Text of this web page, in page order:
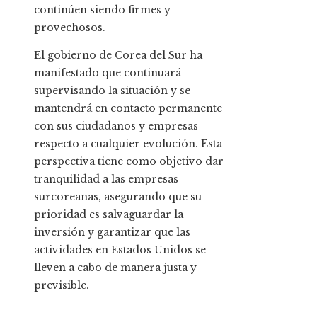
continúen siendo firmes y
provechosos.
El gobierno de Corea del Sur ha
manifestado que continuará
supervisando la situación y se
mantendrá en contacto permanente
con sus ciudadanos y empresas
respecto a cualquier evolución. Esta
perspectiva tiene como objetivo dar
tranquilidad a las empresas
surcoreanas, asegurando que su
prioridad es salvaguardar la
inversión y garantizar que las
actividades en Estados Unidos se
lleven a cabo de manera justa y
previsible.